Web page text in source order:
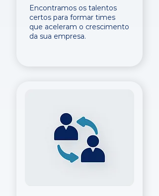
Encontramos os talentos
certos para formar times
que aceleram o crescimento
da sua empresa.